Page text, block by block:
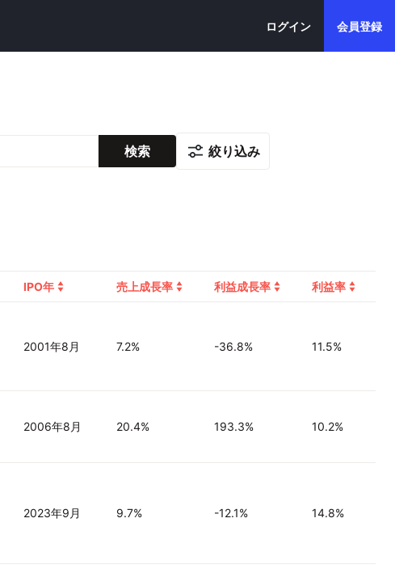
ログイン 会員登録
検索 絞り込み
IPO年 売上成長率 利益成長率 利益率
2001年8月 7.2% -36.8% 11.5%
2006年8月 20.4% 193.3% 10.2%
2023年9月 9.7% -12.1% 14.8%